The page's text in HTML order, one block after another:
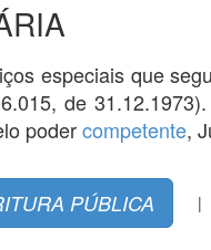
especiais que
de
podercompetente,
PÚBLICA